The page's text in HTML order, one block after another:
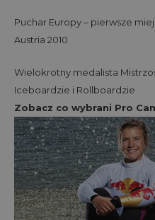
Puchar Europy – pierwsze
Austria 2010
Wielokrotny medalista
Iceboardzie i Rollboardzie
Zobacz co wybrani Pro